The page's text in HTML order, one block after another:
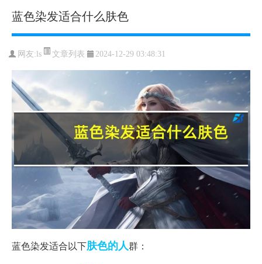
蓝色染发适合什么肤色
网友: ls 文章列表 2024-12-29 03:48:31
蓝色染发适合以下肤色的人群：